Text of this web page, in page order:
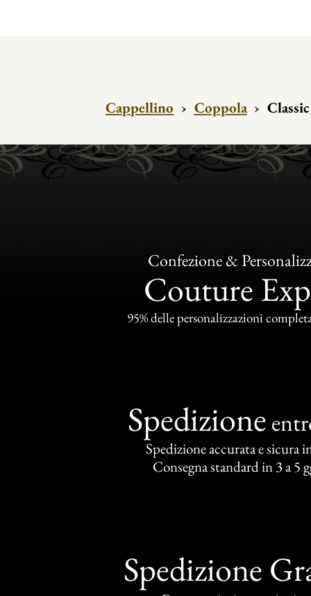
Cappellino › Coppola ›
Confezione &
Couture
95% delle personalizzazioni
Spedizione
Spedizione accurata e sicura
Consegna standard in 3 a 5
Spedizione